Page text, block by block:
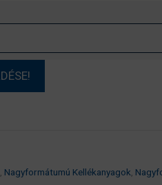
Nagyformátumú Kellékanyagok